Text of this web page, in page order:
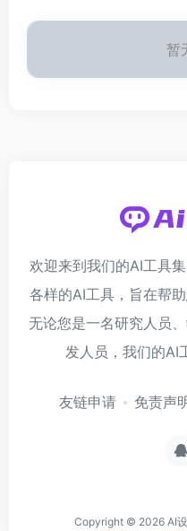
暂
欢迎来到我们的AI工具
各样的AI工具，旨在帮
无论您是一名研究人员
发人员，我们的AI
友链申请 免责声
Copyright © 2026 AI